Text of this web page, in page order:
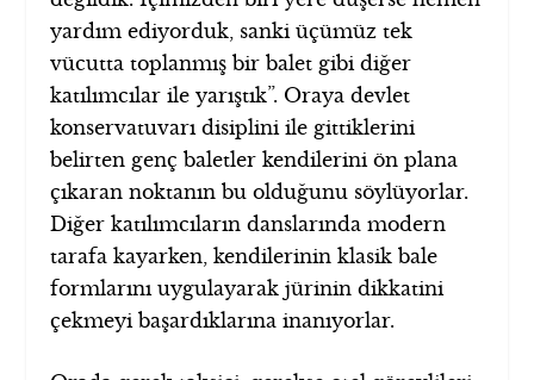
yardım ediyorduk, sanki üçümüz tek
vücutta toplanmış bir balet gibi diğer
katılımcılar ile yarıştık”. Oraya devlet
konservatuvarı disiplini ile gittiklerini
belirten genç baletler kendilerini ön plana
çıkaran noktanın bu olduğunu söylüyorlar.
Diğer katılımcıların danslarında modern
tarafa kayarken, kendilerinin klasik bale
formlarını uygulayarak jürinin dikkatini
çekmeyi başardıklarına inanıyorlar.